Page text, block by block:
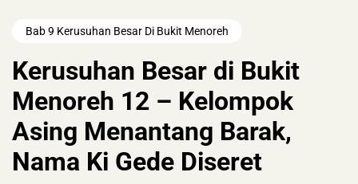
Bab 9 Kerusuhan Besar Di Bukit Menoreh
Kerusuhan Besar di Bukit
Menoreh 12 – Kelompok
Asing Menantang Barak,
Nama Ki Gede Diseret